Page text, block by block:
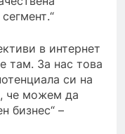
в интернет
там. За нас това
си на
че можем да
бизнес“ –